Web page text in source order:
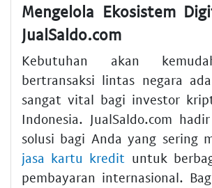
Mengelola Ekosistem
JualSaldo.com
Kebutuhan akan
bertransaksi lintas negara
sangat vital bagi investor
Indonesia. JualSaldo.com
solusi bagi Anda yang sering
jasa kartu kredit untuk
pembayaran internasional.